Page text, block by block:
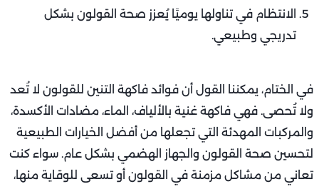
الانتظام في تناولها يوميًا يُعزز صحة القولون بشكل
تدريجي وطبيعي.
في الختام، يمكننا القول أن فوائد فاكهة التنين للقولون لا تُعد
ولا تُحصى. فهي فاكهة غنية بالألياف، الماء، مضادات الأكسدة،
والمركبات المهدئة التي تجعلها من أفضل الخيارات الطبيعية
لتحسين صحة القولون والجهاز الهضمي بشكل عام. سواء كنت
تعاني من مشاكل مزمنة في القولون أو تسعى للوقاية منها،